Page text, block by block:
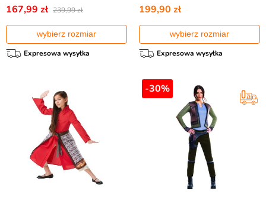
167,99 zł 239,99 zł
wybierz rozmiar
Expresowa wysyłka
199,90 zł
wybierz rozmiar
Expresowa wysyłka
-30%